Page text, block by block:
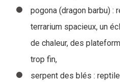
pogona (dragon barbu) :
terrarium spacieux, un
de chaleur, des
trop fin,
serpent des blés :